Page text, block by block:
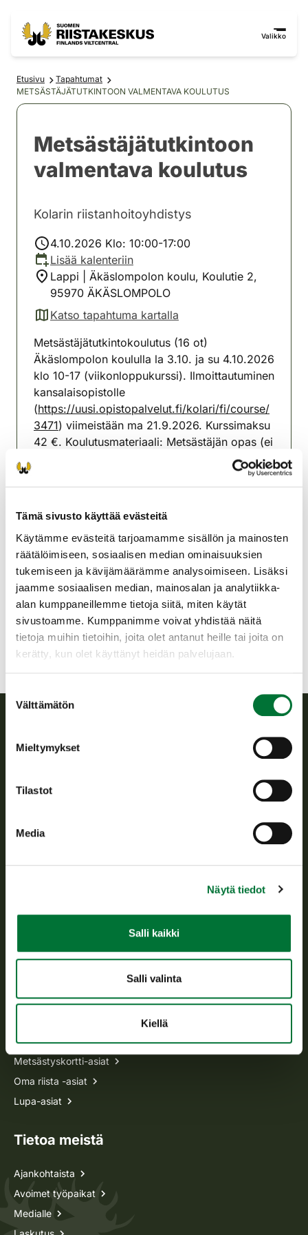
Tämä sivusto käyttää evästeitä
Käytämme evästeitä tarjoamamme sisällön ja mainosten
räätälöimiseen, sosiaalisen median ominaisuuksien
tukemiseen ja kävijämäärämme analysoimiseen. Lisäksi
jaamme sosiaalisen median, mainosalan ja analytiikka-
alan kumppaneillemme tietoja siitä, miten käytät
sivustoamme. Kumppanimme voivat yhdistää näitä
tietoja muihin tietoihin, joita olet antanut heille tai joita on
kerätty, kun olet käyttänyt heidän palvelujaan.
Suostumuksen
valinta
Välttämätön
Mieltymykset
Tilastot
Media
Näytä tiedot
Salli kaikki
Salli valinta
Kiellä
Valikko
Etusivu
Tapahtumat
METSÄSTÄJÄTUTKINTOON VALMENTAVA KOULUTUS
Metsästäjätutkintoon
valmentava koulutus
Kolarin riistanhoitoyhdistys
4.10.2026 Klo: 10:00-17:00
Lisää kalenteriin
Lappi | Äkäslompolon koulu, Koulutie 2,
95970 ÄKÄSLOMPOLO
Katso tapahtuma kartalla
(avautuu uuteen välilehteen)
Metsästäjätutkintokoulutus (16 ot)
Äkäslompolon koululla la 3.10. ja su 4.10.2026
klo 10-17 (viikonloppukurssi). Ilmoittautuminen
kansalaisopistolle
(https://uusi.opistopalvelut.fi/kolari/fi/course/
3471) viimeistään ma 21.9.2026. Kurssimaksu
42 €. Koulutusmateriaali: Metsästäjän opas (ei
sisälly kurssimaksuun, voi halutessaan ostaa
sähköisenä yhden vuoden käyttöoikeudella
€).
Kolarin riistanhoitoyhdistys
Lappi
040 350 9398
kolari@rhy.riista.fi
Suomen riistakeskus
riistanhoitoyhdistysten toimintaa ja huolehtii riistapolitiikan
asiakaspalvelu@riista.fi
Usein kysytyt kysymykset
Metsästyskortti-asiat
Oma riista -asiat
Lupa-asiat
Tietoa meistä
Ajankohtaista
Avoimet työpaikat
Medialle